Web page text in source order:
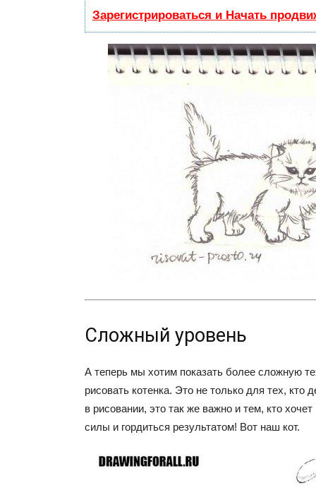
Зарегистрироваться и Начать
Сложный уровень
А теперь мы хотим показать более сложную
рисовать котенка. Это не только для тех, кто
в рисовании, это так же важно и тем, кто
силы и гордиться результатом! Вот наш кот.